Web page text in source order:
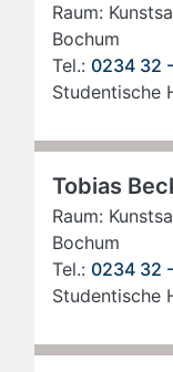
Raum:
Bochum
Tel.: 0234 32
Studentische
Tobias
Raum:
Bochum
Tel.: 0234 32
Studentische